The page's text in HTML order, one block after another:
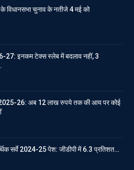
के विधानसभा चुनाव के नतीजे 4 मई को
27: इनकम टेक्स स्लेब में बदलाव नहीं, 3
26: अब 12 लाख रुपये तक की आय पर कोई
सर्वे 2024-25 पेश: जीडीपी में 6.3 प्रतिशत…